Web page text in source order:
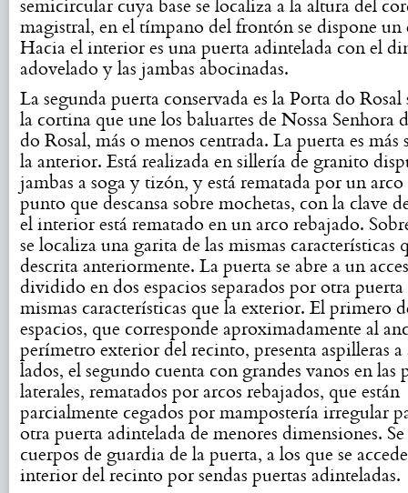
semicircular cuya base se localiza a la altura del
magistral, en el tímpano del frontón se dispone un
Hacia el interior es una puerta adintelada con el
adovelado y las jambas abocinadas.
La segunda puerta conservada es la Porta do Rosal
la cortina que une los baluartes de Nossa Senhora
do Rosal, más o menos centrada. La puerta es más
la anterior. Está realizada en sillería de granito
jambas a soga y tizón, y está rematada por un
punto que descansa sobre mochetas, con la clave
el interior está rematado en un arco rebajado.
se localiza una garita de las mismas características
descrita anteriormente. La puerta se abre a un
dividido en dos espacios separados por otra puerta
mismas características que la exterior. El primero
espacios, que corresponde aproximadamente al
perímetro exterior del recinto, presenta aspilleras a
lados, el segundo cuenta con grandes vanos en las
laterales, rematados por arcos rebajados, que están
parcialmente cegados por mampostería irregular
otra puerta adintelada de menores dimensiones.
cuerpos de guardia de la puerta, a los que se
interior del recinto por sendas puertas adinteladas.